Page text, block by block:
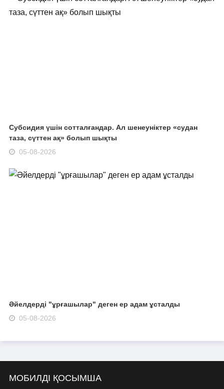
Субсидия үшін сотталғандар. Ал шенеуніктер «судан
таза, сүттен ақ» болып шықты
05-08-2026
Әйелдерді "ұрғашылар" деген ер адам ұсталды
05-08-2026
МОБИЛДІ ҚОСЫМША